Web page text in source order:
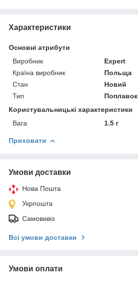
Характеристики
Основні атрибути
Виробник
Expert
Країна виробник
Польща
Стан
Новий
Тип
Поплавок
Користувальницькі характеристики
Вага
1.5 г
Приховати
Умови доставки
Нова Пошта
Укрпошта
Самовивіз
Всі умови доставки
Умови оплати